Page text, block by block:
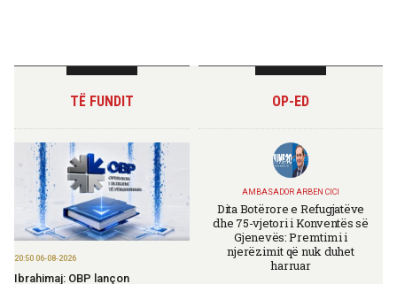
TË FUNDIT
20:50 06-08-2026
Ibrahimaj: OBP lançon
OP-ED
AMBASADOR ARBEN CICI
Dita Botërore e Refugjatëve
dhe 75-vjetori i Konventës së
Gjenevës: Premtimi i
njerëzimit që nuk duhet
harruar